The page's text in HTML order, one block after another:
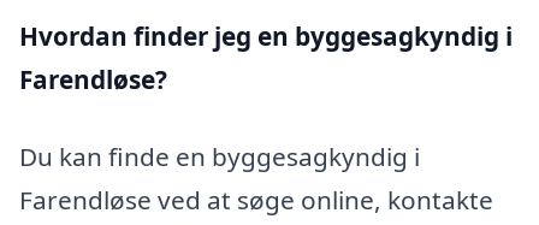
Hvordan finder jeg en byggesagkyndig i
Farendløse?
Du kan finde en byggesagkyndig i
Farendløse ved at søge online, kontakte